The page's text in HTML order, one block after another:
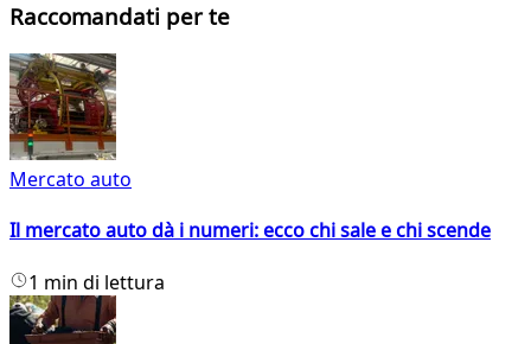
Raccomandati per te
Mercato auto
Il mercato auto dà i numeri: ecco chi sale e chi scende
1 min di lettura